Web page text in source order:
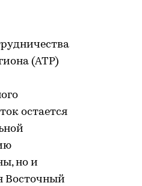
(АТР)
остается
но и
Восточный